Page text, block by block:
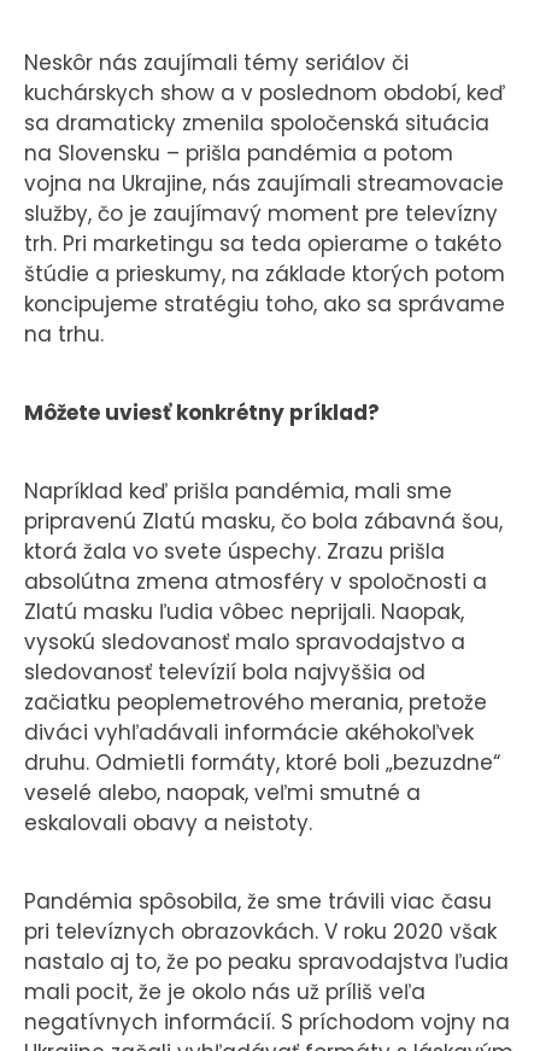
Neskôr nás zaujímali témy seriálov či
kuchárskych show a v poslednom období, keď
sa dramaticky zmenila spoločenská situácia
na Slovensku – prišla pandémia a potom
vojna na Ukrajine, nás zaujímali streamovacie
služby, čo je zaujímavý moment pre televízny
trh. Pri marketingu sa teda opierame o takéto
štúdie a prieskumy, na základe ktorých potom
koncipujeme stratégiu toho, ako sa správame
na trhu.
Môžete uviesť konkrétny príklad?
Napríklad keď prišla pandémia, mali sme
pripravenú Zlatú masku, čo bola zábavná šou,
ktorá žala vo svete úspechy. Zrazu prišla
absolútna zmena atmosféry v spoločnosti a
Zlatú masku ľudia vôbec neprijali. Naopak,
vysokú sledovanosť malo spravodajstvo a
sledovanosť televízií bola najvyššia od
začiatku peoplemetrového merania, pretože
diváci vyhľadávali informácie akéhokoľvek
druhu. Odmietli formáty, ktoré boli „bezuzdne“
veselé alebo, naopak, veľmi smutné a
eskalovali obavy a neistoty.
Pandémia spôsobila, že sme trávili viac času
pri televíznych obrazovkách. V roku 2020 však
nastalo aj to, že po peaku spravodajstva ľudia
mali pocit, že je okolo nás už príliš veľa
negatívnych informácií. S príchodom vojny na